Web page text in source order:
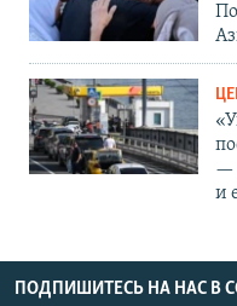
—
и
ПОДПИШИТЕСЬ НА НАС В